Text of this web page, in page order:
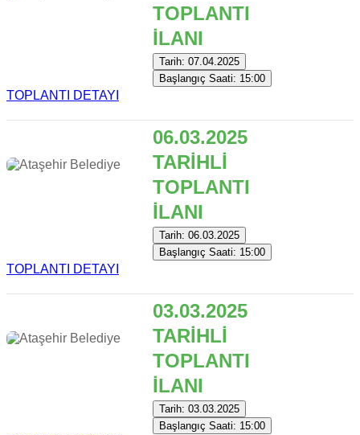
TOPLANTI
İLANI
Tarih: 07.04.2025
Başlangıç Saati: 15:00
TOPLANTI DETAYI
06.03.2025
TARİHLİ
TOPLANTI
İLANI
Tarih: 06.03.2025
Başlangıç Saati: 15:00
TOPLANTI DETAYI
03.03.2025
TARİHLİ
TOPLANTI
İLANI
Tarih: 03.03.2025
Başlangıç Saati: 15:00